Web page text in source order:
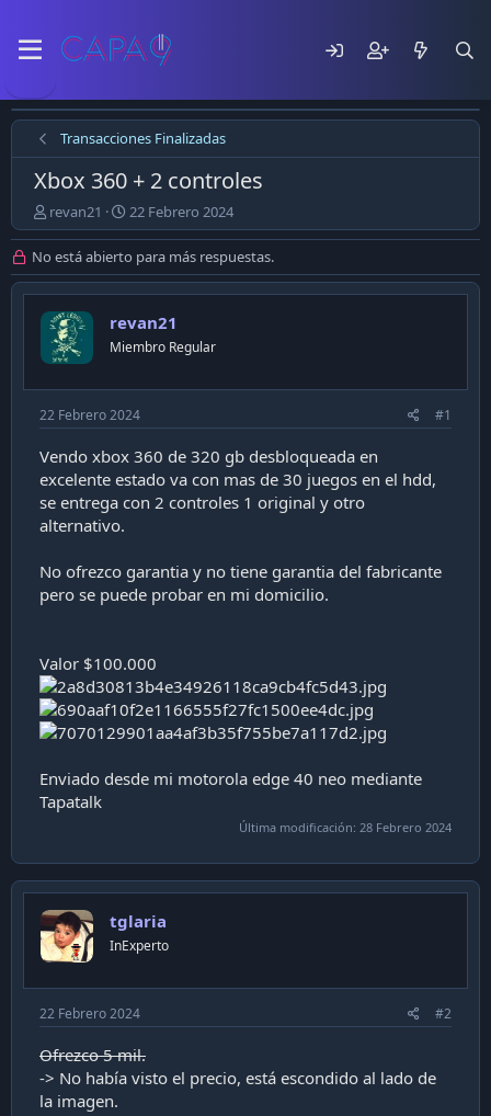
Transacciones Finalizadas
Xbox 360 + 2 controles
E
m
p
e
z
ó
e
l
t
e
m
a
revan21
F
e
c
h
a
e
p
b
l
i
a
c
i
22 Febrero 2024
No está abierto para más respuestas.
revan21
Miembro Regular
22 Febrero 2024 #1
Vendo xbox 360 de 320 gb desbloqueada en
excelente estado va con mas de 30 juegos en el hdd,
se entrega con 2 controles 1 original y otro
alternativo.
No ofrezco garantia y no tiene garantia del fabricante
pero se puede probar en mi domicilio.
Valor $100.000
Enviado desde mi motorola edge 40 neo mediante
Tapatalk
Última modificación: 28 Febrero 2024
tglaria
InExperto
22 Febrero 2024 #2
Ofrezco 5 mil.
-> No había visto el precio, está escondido al lado de
la imagen.